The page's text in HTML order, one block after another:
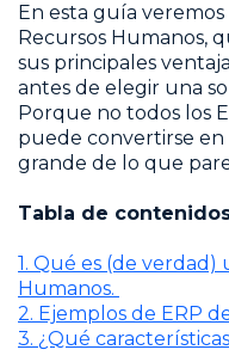
En esta guía
Recursos Humanos,
sus principales
antes de elegir una
Porque no todos los
puede convertirse
grande de lo que
Tabla de
1. Qué es (de verdad)
Humanos.
2. Ejemplos de ERP
3. ¿Qué